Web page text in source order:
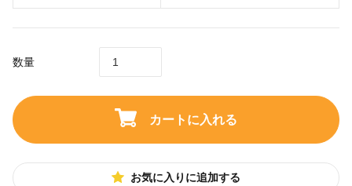
数量
カートに入れる
お気に入りに追加する